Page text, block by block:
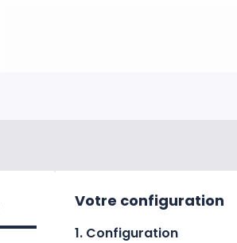
Votre configuration
1. Configuration